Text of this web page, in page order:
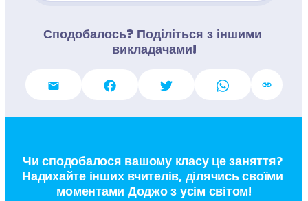
Сподобалось? Поділіться з іншими
викладачами!
Чи сподобалося вашому класу це заняття?
Надихайте інших вчителів, ділячись своїми
моментами Доджо з усім світом!